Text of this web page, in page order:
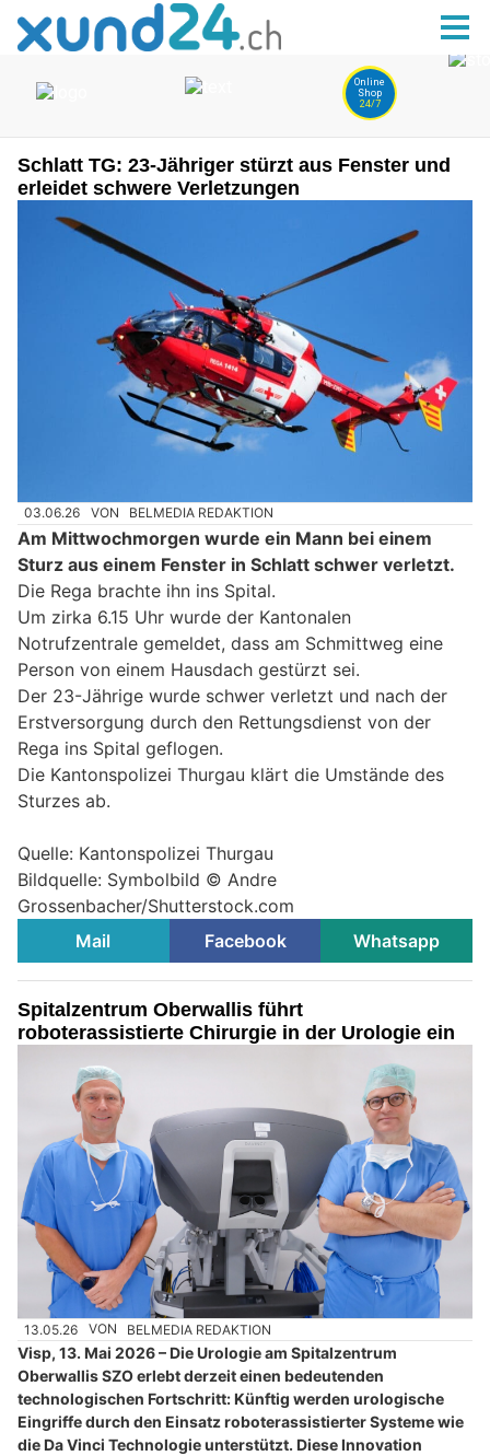
Schlatt TG: 23-Jähriger stürzt aus Fenster und
erleidet schwere Verletzungen
03.06.26 VON BELMEDIA REDAKTION
Am Mittwochmorgen wurde ein Mann bei einem
Sturz aus einem Fenster in Schlatt schwer verletzt.
Die Rega brachte ihn ins Spital.
Um zirka 6.15 Uhr wurde der Kantonalen
Notrufzentrale gemeldet, dass am Schmittweg eine
Person von einem Hausdach gestürzt sei.
Der 23-Jährige wurde schwer verletzt und nach der
Erstversorgung durch den Rettungsdienst von der
Rega ins Spital geflogen.
Die Kantonspolizei Thurgau klärt die Umstände des
Sturzes ab.
Quelle: Kantonspolizei Thurgau
Bildquelle: Symbolbild © Andre
Grossenbacher/Shutterstock.com
Mail
Facebook Whatsapp
Spitalzentrum Oberwallis führt
roboterassistierte Chirurgie in der Urologie ein
13.05.26 VON BELMEDIA REDAKTION
Visp, 13. Mai 2026 – Die Urologie am Spitalzentrum
Oberwallis SZO erlebt derzeit einen bedeutenden
technologischen Fortschritt: Künftig werden urologische
Eingriffe durch den Einsatz roboterassistierter Systeme wie
die Da Vinci Technologie unterstützt. Diese Innovation